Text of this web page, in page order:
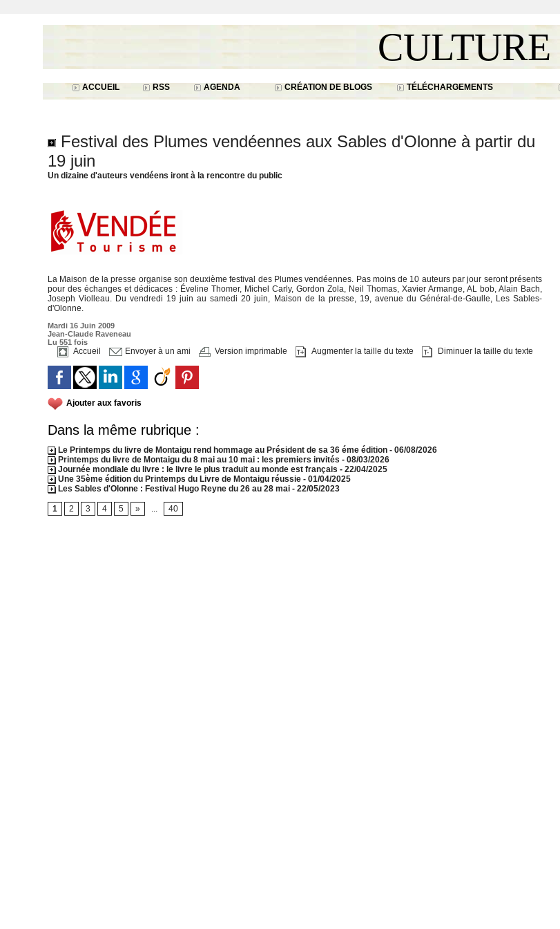
CULTURE
ACCUEIL RSS AGENDA CRÉATION DE BLOGS TÉLÉCHARGEMENTS
Festival des Plumes vendéennes aux Sables d'Olonne à partir du
19 juin
Un dizaine d'auteurs vendéens iront à la rencontre du public
La Maison de la presse organise son deuxième festival des Plumes vendéennes. Pas moins de 10 auteurs par jour seront présents
pour des échanges et dédicaces : Éveline Thomer, Michel Carly, Gordon Zola, Neil Thomas, Xavier Armange, AL bob, Alain Bach,
Joseph Violleau. Du vendredi 19 juin au samedi 20 juin, Maison de la presse, 19, avenue du Général-de-Gaulle, Les Sables-
d'Olonne.
Mardi 16 Juin 2009
Jean-Claude Raveneau
Lu 551 fois
Accueil Envoyer à un ami Version imprimable Augmenter la taille du texte Diminuer la taille du texte
Ajouter aux favoris
Dans la même rubrique :
Le Printemps du livre de Montaigu rend hommage au Président de sa 36 éme édition - 06/08/2026
Printemps du livre de Montaigu du 8 mai au 10 mai : les premiers invités - 08/03/2026
Journée mondiale du livre : le livre le plus traduit au monde est français - 22/04/2025
Une 35ème édition du Printemps du Livre de Montaigu réussie - 01/04/2025
Les Sables d'Olonne : Festival Hugo Reyne du 26 au 28 mai - 22/05/2023
1 2 3 4 5 » ... 40